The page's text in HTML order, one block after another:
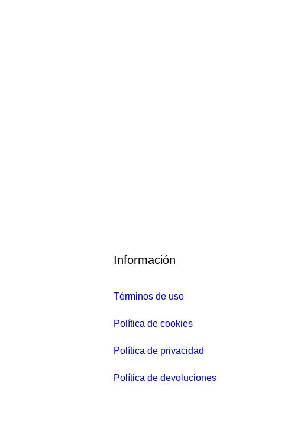
p
e
i
o
c
Información
Términos de uso
Política de cookies
Política de privacidad
Política de devoluciones